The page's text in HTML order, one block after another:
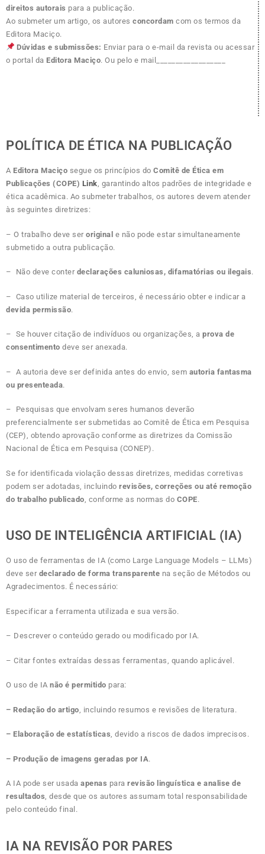
direitos autorais para a publicação.
Ao submeter um artigo, os autores concordam com os termos da
Editora Maciço.
Dúvidas e submissões: Enviar para o e-mail da revista ou acessar
o portal da Editora Maciço. Ou pelo e mail__________________
POLÍTICA DE ÉTICA NA PUBLICAÇÃO
A Editora Maciço segue os princípios do Comitê de Ética em
Publicações (COPE) Link, garantindo altos padrões de integridade e
ética acadêmica. Ao submeter trabalhos, os autores devem atender
às seguintes diretrizes:
– O trabalho deve ser original e não pode estar simultaneamente
submetido a outra publicação.
– Não deve conter declarações caluniosas, difamatórias ou ilegais.
– Caso utilize material de terceiros, é necessário obter e indicar a
devida permissão.
– Se houver citação de indivíduos ou organizações, a prova de
consentimento deve ser anexada.
– A autoria deve ser definida antes do envio, sem autoria fantasma
ou presenteada.
– Pesquisas que envolvam seres humanos deverão
preferencialmente ser submetidas ao Comitê de Ética em Pesquisa
(CEP), obtendo aprovação conforme as diretrizes da Comissão
Nacional de Ética em Pesquisa (CONEP).
Se for identificada violação dessas diretrizes, medidas corretivas
podem ser adotadas, incluindo revisões, correções ou até remoção
do trabalho publicado , conforme as normas do COPE.
USO DE INTELIGÊNCIA ARTIFICIAL (IA)
O uso de ferramentas de IA (como Large Language Models – LLMs)
deve ser declarado de forma transparente na seção de Métodos ou
Agradecimentos. É necessário:
Especificar a ferramenta utilizada e sua versão.
– Descrever o conteúdo gerado ou modificado por IA.
– Citar fontes extraídas dessas ferramentas, quando aplicável.
O uso de IA não é permitido para:
– Redação do artigo , incluindo resumos e revisões de literatura.
– Elaboração de estatísticas, devido a riscos de dados imprecisos.
– Produção de imagens geradas por IA.
A IA pode ser usada apenas para revisão linguística e analise de
resultados, desde que os autores assumam total responsabilidade
pelo conteúdo final.
IA NA REVISÃO POR PARES